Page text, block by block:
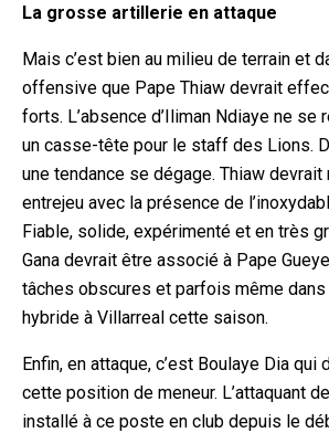
La grosse artillerie en attaque
Mais c’est bien au milieu de terrain et
offensive que Pape Thiaw devrait
forts. L’absence d’Iliman Ndiaye ne se
un casse-tête pour le staff des Lions.
une tendance se dégage. Thiaw
entrejeu avec la présence de
Fiable, solide, expérimenté et en très
Gana devrait être associé à Pape
tâches obscures et parfois même
hybride à Villarreal cette saison.
Enfin, en attaque, c’est Boulaye Dia qui
cette position de meneur. L’attaquant
installé à ce poste en club depuis le